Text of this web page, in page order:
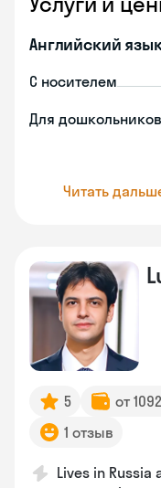
Английский
С носителем
Для
Читать
5 от
1 отзыв
Lives in Russia